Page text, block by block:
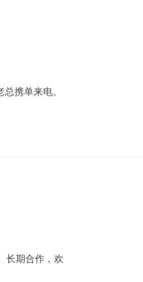
携单来电。
长期合作，欢